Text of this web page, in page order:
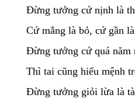
Đừng tưởng cứ nịnh là
Cứ mắng là bỏ, cứ gần
Đừng tưởng cứ quá năm
Thì tai cũng hiểu mệnh
Đừng tưởng giỏi lừa là